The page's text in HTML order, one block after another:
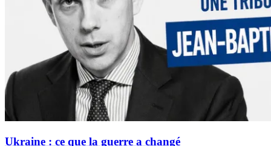
Ukraine : ce que la guerre a changé